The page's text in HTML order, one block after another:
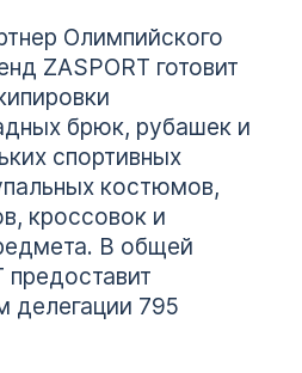
Олимпийского
ZASPORT готовит
брюк, рубашек и
спортивных
костюмов,
кроссовок и
В общей
делегации 795